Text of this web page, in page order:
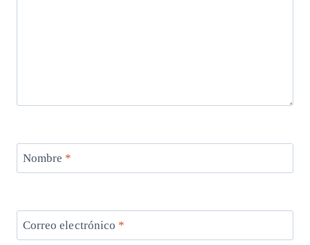
Nombre *
Correo electrónico *